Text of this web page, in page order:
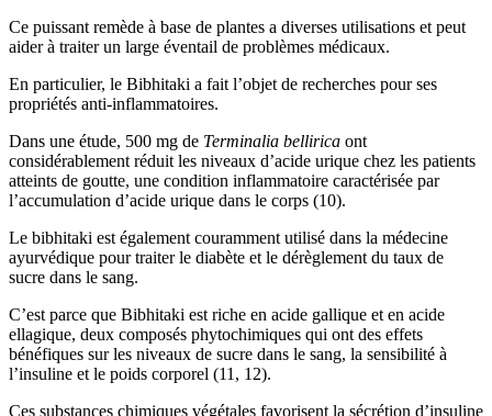
Ce puissant remède à base de plantes a diverses utilisations et peut
aider à traiter un large éventail de problèmes médicaux.
En particulier, le Bibhitaki a fait l’objet de recherches pour ses
propriétés anti-inflammatoires.
Dans une étude, 500 mg de Terminalia bellirica ont
considérablement réduit les niveaux d’acide urique chez les patients
atteints de goutte, une condition inflammatoire caractérisée par
l’accumulation d’acide urique dans le corps (10).
Le bibhitaki est également couramment utilisé dans la médecine
ayurvédique pour traiter le diabète et le dérèglement du taux de
sucre dans le sang.
C’est parce que Bibhitaki est riche en acide gallique et en acide
ellagique, deux composés phytochimiques qui ont des effets
bénéfiques sur les niveaux de sucre dans le sang, la sensibilité à
l’insuline et le poids corporel (11, 12).
Ces substances chimiques végétales favorisent la sécrétion d’insuline